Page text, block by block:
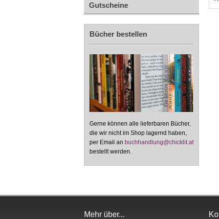
Gutscheine
Bücher bestellen
Gerne können alle lieferbaren Bücher,
die wir nicht im Shop lagernd haben,
per Email an buchhandlung@chicklit.at
bestellt werden.
Mehr über...